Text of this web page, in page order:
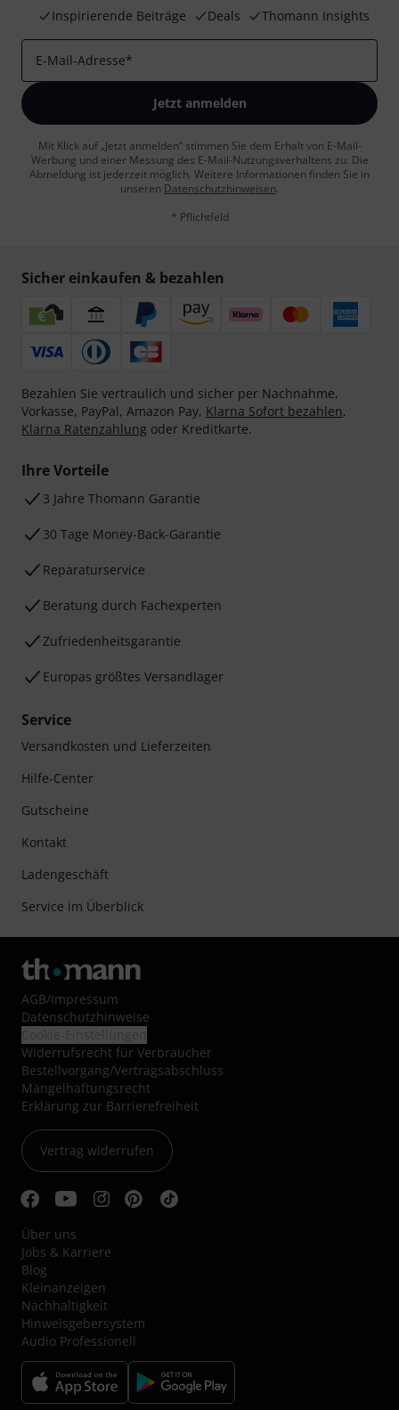
Inspirierende Beiträge
Deals Thomann Insights
E-Mail-Adresse*
Jetzt anmelden
Mit Klick auf „Jetzt anmelden“ stimmen Sie dem Erhalt von E-Mail-
Werbung und einer Messung des E-Mail-Nutzungsverhaltens zu. Die
Abmeldung ist jederzeit möglich. Weitere Informationen finden Sie in
unseren Datenschutzhinweisen.
* Pflichtfeld
Sicher einkaufen & bezahlen
Bezahlen Sie vertraulich und sicher per Nachnahme,
Vorkasse, PayPal, Amazon Pay, Klarna Sofort bezahlen,
Klarna Ratenzahlung oder Kreditkarte.
Ihre Vorteile
3 Jahre Thomann Garantie
30 Tage Money-Back-Garantie
Reparaturservice
Beratung durch Fachexperten
Zufriedenheitsgarantie
Europas größtes Versandlager
Service
Versandkosten und Lieferzeiten
Hilfe-Center
Gutscheine
Kontakt
Ladengeschäft
Service im Überblick
AGB/Impressum
Datenschutzhinweise
Widerrufsrecht für Verbraucher
Bestellvorgang/Vertragsabschluss
Mängelhaftungsrecht
Erklärung zur Barrierefreiheit
Vertrag widerrufen
Über uns
Jobs & Karriere
Blog
Kleinanzeigen
Nachhaltigkeit
Hinweisgebersystem
Audio Professionell